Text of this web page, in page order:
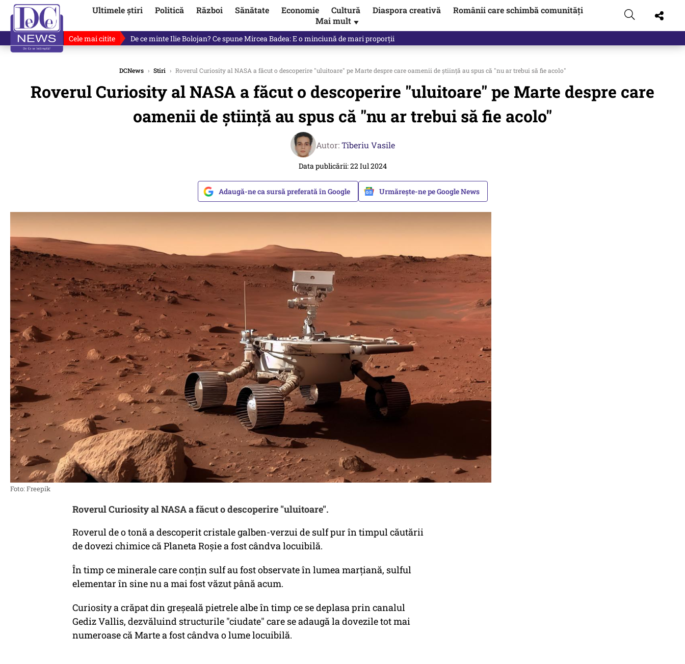
Ultimele știri Politică Război Sănătate Economie Cultură Diaspora creativă
Românii care schimbă comunități
Mai mult ▼
Cele mai citite Cu luni înainte de anunțul lui Ponta, Chirieac anticipa totul. Cine este acum în pericol / VIDEO
DCNews › Stiri › Roverul Curiosity al NASA a făcut o descoperire "uluitoare" pe Marte despre care oamenii de știință au spus că "nu ar trebui să fie acolo"
Roverul Curiosity al NASA a făcut o descoperire "uluitoare" pe Marte despre care
oamenii de știință au spus că "nu ar trebui să fie acolo"
Autor:Tiberiu Vasile
Data publicării: 22 Iul 2024
Adaugă-ne ca sursă preferată în Google Urmărește-ne pe Google News
Foto: Freepik
Roverul Curiosity al NASA a făcut o descoperire "uluitoare".
Roverul de o tonă a descoperit cristale galben-verzui de sulf pur în timpul căutării
de dovezi chimice că Planeta Roșie a fost cândva locuibilă.
În timp ce minerale care conțin sulf au fost observate în lumea marțiană, sulful
elementar în sine nu a mai fost văzut până acum.
Curiosity a crăpat din greșeală pietrele albe în timp ce se deplasa prin canalul
Gediz Vallis, dezvăluind structurile "ciudate" care se adaugă la dovezile tot mai
numeroase că Marte a fost cândva o lume locuibilă.